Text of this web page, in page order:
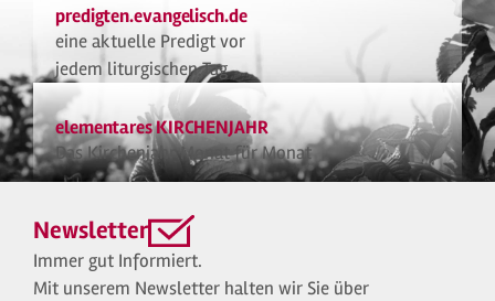
predigten.evangelisch.de
eine aktuelle Predigt vor
jedem liturgischen Tag
elementares KIRCHENJAHR
Das Kirchenjahr Monat für Monat
Newsletter
Immer gut Informiert.
Mit unserem Newsletter halten wir Sie über